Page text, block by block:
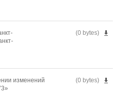
(0 bytes)
(0 bytes)
изменений